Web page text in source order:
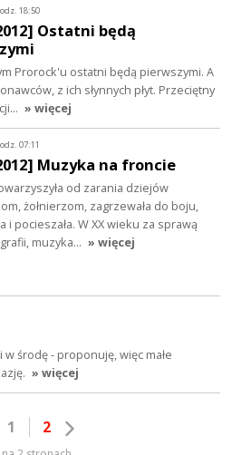
18:50
Ostatni będą
Prorock'u ostatni będą pierwszymi. A
z ich słynnych płyt. Przeciętny
» więcej
07:11
Muzyka na froncie
od zarania dziejów
żołnierzom, zagrzewała do boju,
i pocieszała. W XX wieku za sprawą
muzyka… » więcej
środę - proponuję, więc małe
» więcej
1 2